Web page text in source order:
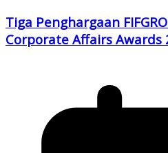
Tiga Penghargaan
Corporate Affairs Awards